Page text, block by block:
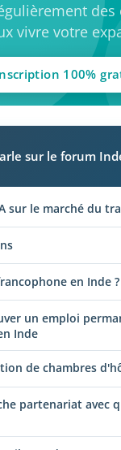
vivre votre
100%
sur le forum
sur le marché du
en Inde ?
un emploi
Inde
de chambres
partenariat avec